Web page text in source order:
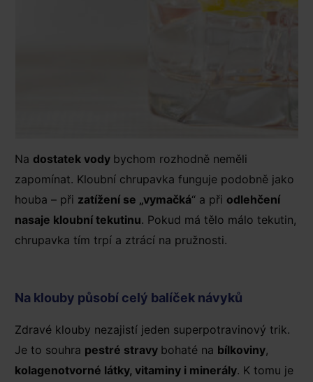
Na dostatek vody bychom rozhodně neměli
zapomínat. Kloubní chrupavka funguje podobně jako
houba – při zatížení se „vymačká“ a při odlehčení
nasaje kloubní tekutinu. Pokud má tělo málo tekutin,
chrupavka tím trpí a ztrácí na pružnosti.
Na klouby působí celý balíček návyků
Zdravé klouby nezajistí jeden superpotravinový trik.
Je to souhra pestré stravy bohaté na bílkoviny,
kolagenotvorné látky, vitaminy i minerály. K tomu je